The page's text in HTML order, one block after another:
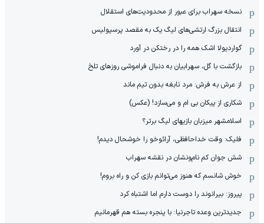
نسخه سهراب برای عبور از محدودیت‌های استقلال
انتقال بزرگ ارتشی‌های لیگ یک به مقصد پرسپولیس
گواردیولا اشک همه را در رختکن در آورد
بازگشت با گل، سهرابیان به دنبال فراموشی روزهای تلخ
از عرش به فرش: مرد نابغه‌ بدون تیم ماند
شکاری از پیکان بی ام و می‌سازد! (عکس)
اسلامشهر میزبان بازیهای لیگ برتر؟
فلیک: وقت خداحافظی، آرائوخو را خوشحال دیدم!
شش جوان کم نام‌و‌نشان در نقشه سهراب
خوش شانسم که هنوز می‌توانم بازی کن و راه بروم!
پیروز: بیرانوند را دوست دارم اما اشتباه کرد
جدیدترین وعده تاجرنیا: با پنجره بسته هم قهرمانیم